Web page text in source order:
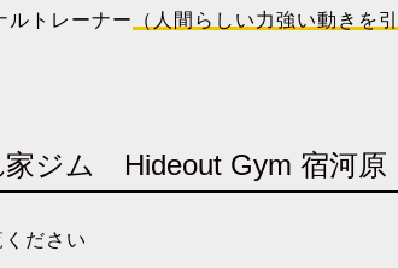
ルトレーナー
（人間らしい力強い動きを
家ジム Hideout Gym 宿河原
ださい